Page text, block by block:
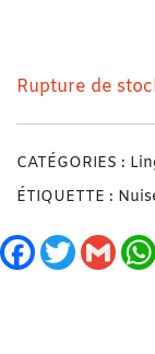
Rupture de
CATÉGORIES :
ÉTIQUETTE :
Facebook
TwitterGmail